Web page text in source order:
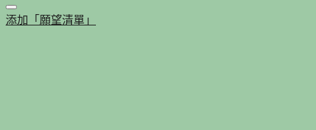
添加「願望清單」